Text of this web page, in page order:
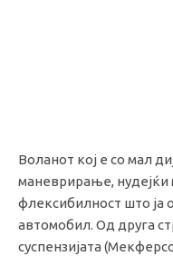
Воланот кој е со мал
маневрирање, нудејќи
флексибилност што ја
автомобил. Од друга
суспензијата